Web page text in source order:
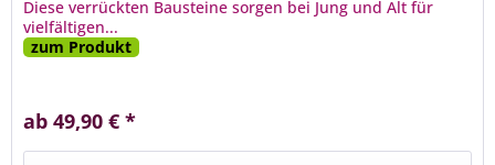
Diese verrückten Bausteine sorgen bei Jung und Alt für
vielfältigen...
zum Produkt
ab 49,90 € *